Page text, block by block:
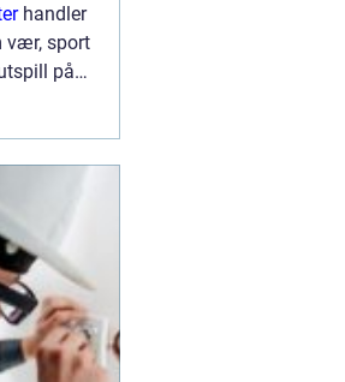
handler
vær, sport
på
mellom
og
Den